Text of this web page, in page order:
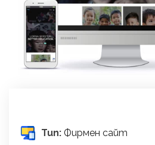
Тип: Фирмен сайт